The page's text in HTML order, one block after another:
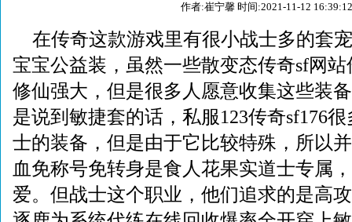
作者:崔宁馨 时间:2021-11-12
在传奇这款游戏里有很小战士多的套
宝宝公益装，虽然一些散变态传奇sf网
修仙强大，但是很多人愿意收集这些装
是说到敏捷套的话，私服123传奇sf176
士的装备，但是由于它比较特殊，所以
血免称号免转身是食人花果实道士专属
爱。但战士这个职业，他们追求的是高